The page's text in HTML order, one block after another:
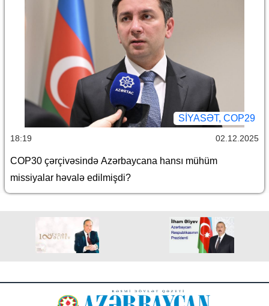
SİYASƏT, COP29
18:19 02.12.2025
COP30 çərçivəsində Azərbaycana hansı mühüm
missiyalar həvalə edilmişdi?